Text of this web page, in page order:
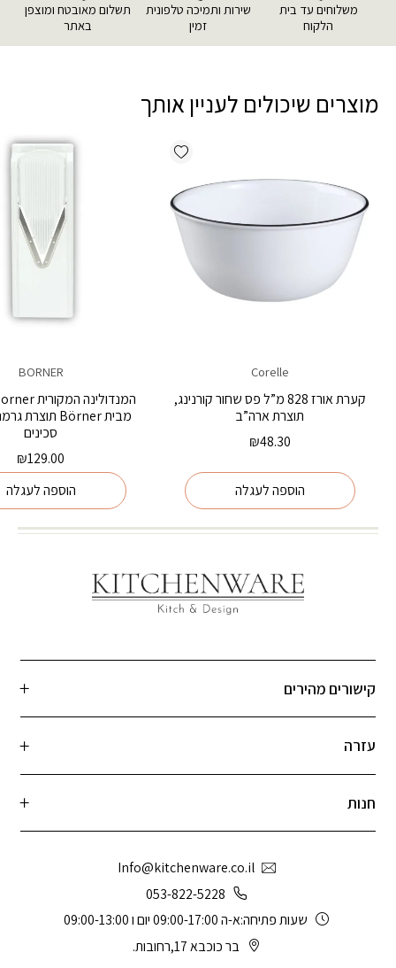
משלוחים עד בית
הלקוח
שירות ותמיכה טלפונית
זמין
תשלום מאובטח ומוצפן
באתר
מוצרים שיכולים לעניין אותך
Add wishlist
Corelle
קערת אורז 828 מ”ל פס שחור קורנינג,
תוצרת ארה”ב
₪48.30
הוספה לעגלה
BORNER
סכינים
₪129.00
הוספה לעגלה
קישורים מהירים
עזרה
חנות
Info@kitchenware.co.il
053-822-5228
שעות פתיחה:א-ה 09:00-17:00 יום ו 09:00-13:00
בר כוכבא 17,רחובות.